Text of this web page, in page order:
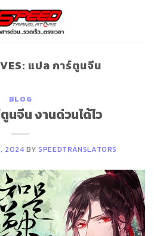
แปล การ์ตูนจีน
BLOG
นจีน งานด่วนได้ไว
2024 BYSPEEDTRANSLATORS